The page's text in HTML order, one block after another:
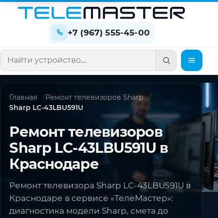
+7 (967) 555-45-00
Поиск по сайту
Главная
Ремонт телевизоров Sharp
Sharp LC-43LBU591U
Ремонт телевизоров
Sharp LC-43LBU591U в
Краснодаре
Ремонт телевизора Sharp LC-43LBU591U в
Краснодаре в сервисе «ТелеМастер»:
диагностика модели Sharp, смета до